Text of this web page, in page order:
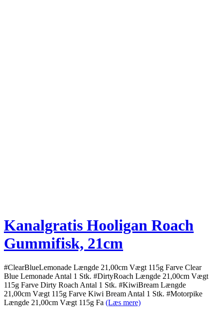
Kanalgratis Hooligan Roach
Gummifisk, 21cm
#ClearBlueLemonade Længde 21,00cm Vægt 115g Farve Clear
Blue Lemonade Antal 1 Stk. #DirtyRoach Længde 21,00cm Vægt
115g Farve Dirty Roach Antal 1 Stk. #KiwiBream Længde
21,00cm Vægt 115g Farve Kiwi Bream Antal 1 Stk. #Motorpike
Længde 21,00cm Vægt 115g Fa (Læs mere)